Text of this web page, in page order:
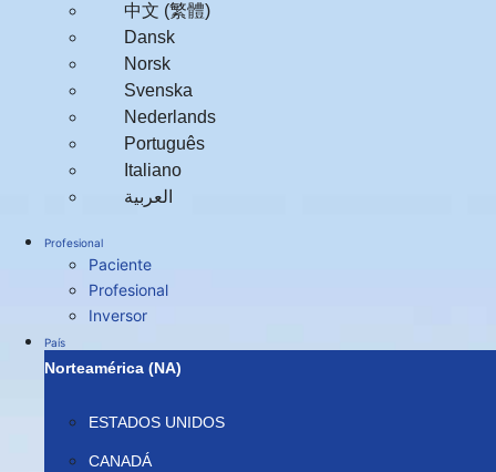
中文 (繁體)
Dansk
Norsk
Svenska
Nederlands
Português
Italiano
العربية‏
Profesional
Paciente
Profesional
Inversor
País
Norteamérica (NA)
ESTADOS UNIDOS
CANADÁ